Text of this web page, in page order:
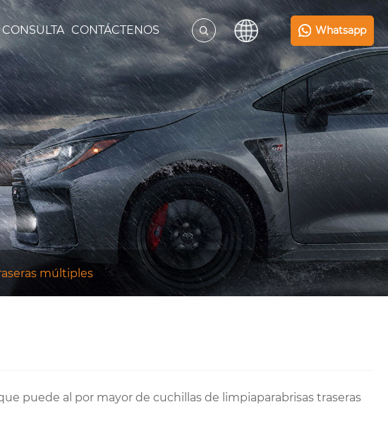
CONTÁCTENOS Whatsapp
múltiples
puede al por mayor de cuchillas de limpiaparabrisas traseras